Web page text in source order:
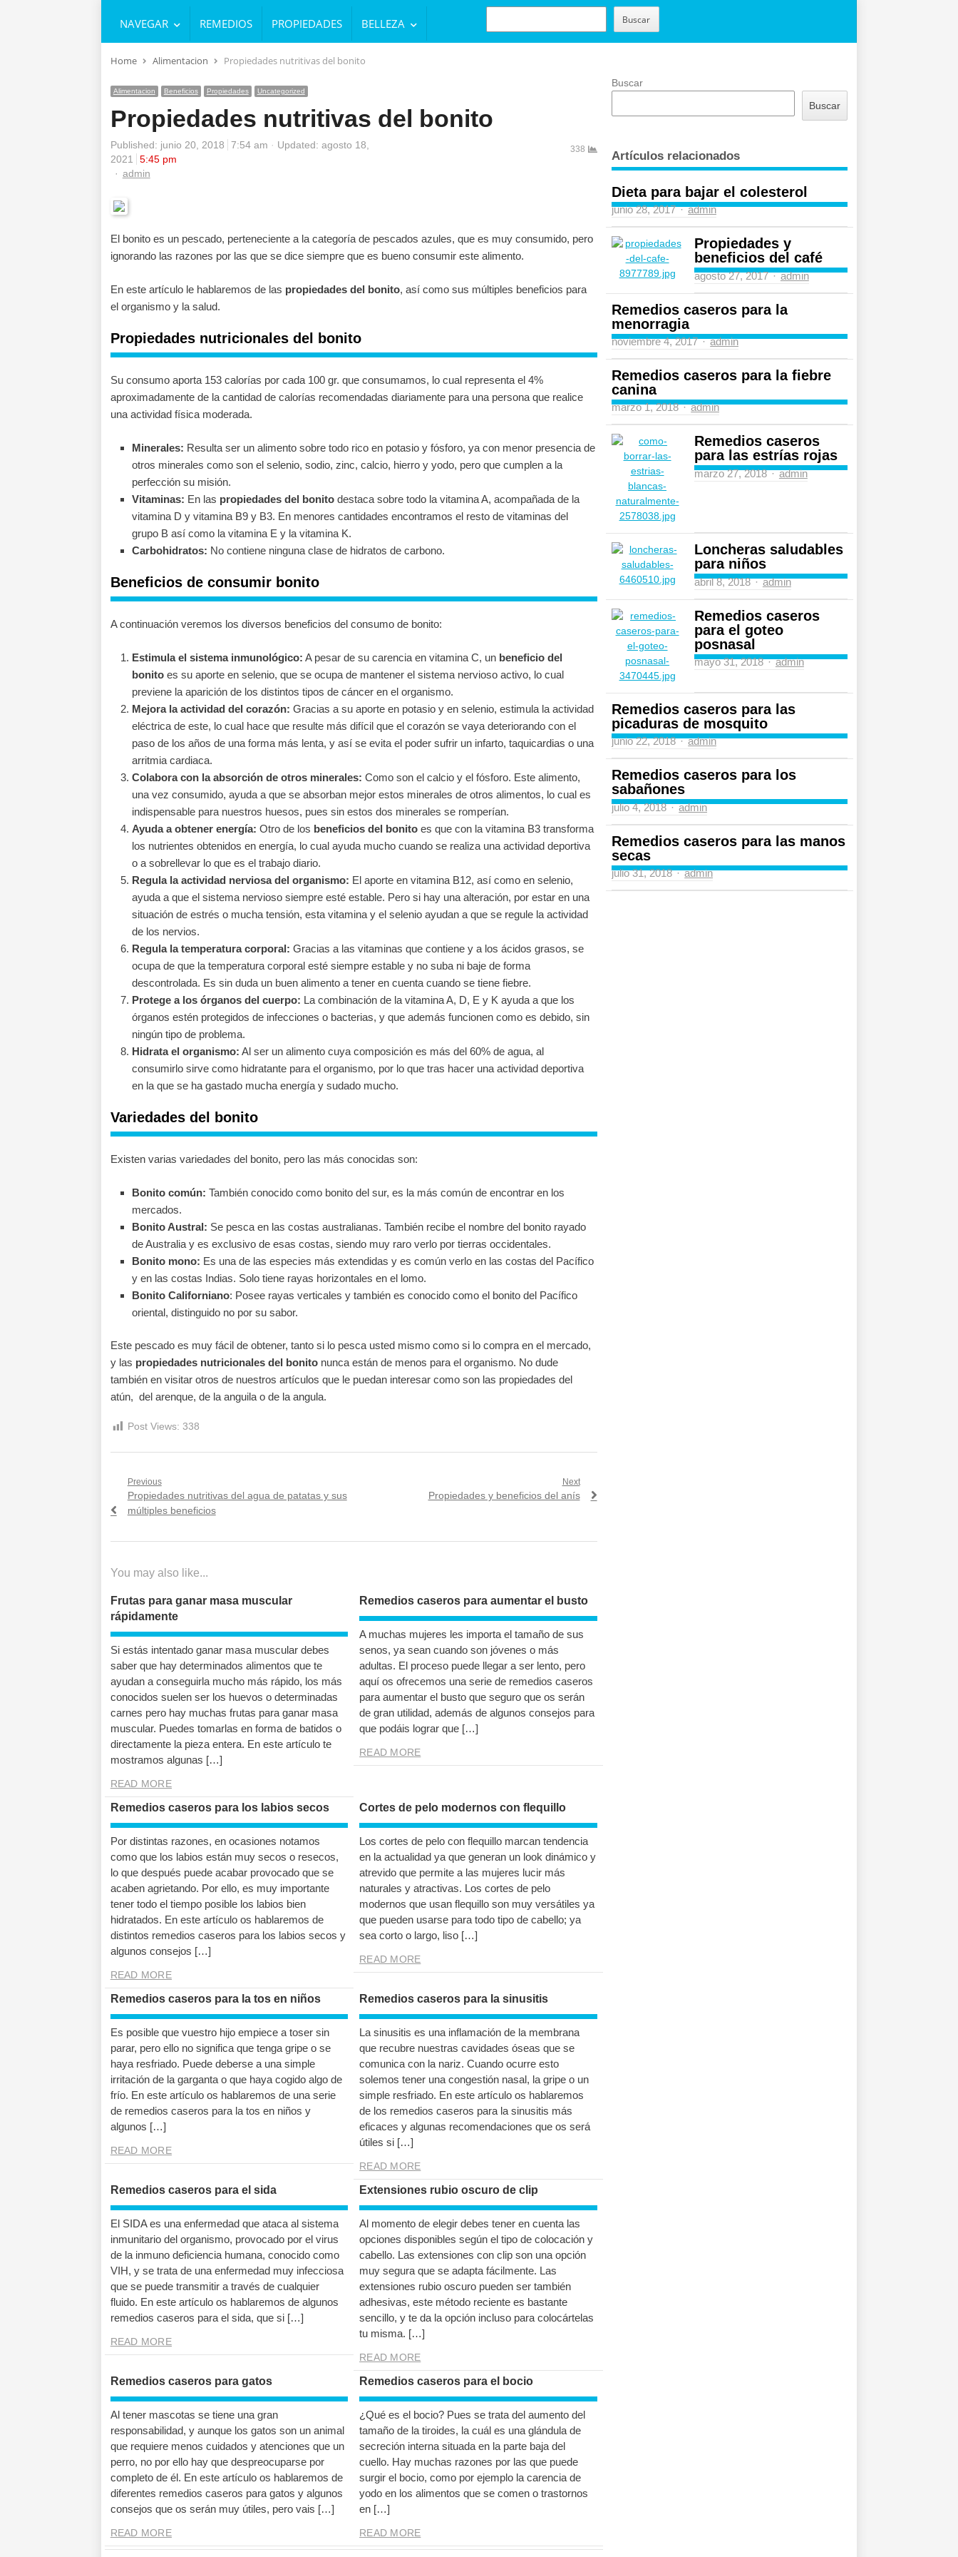
NAVEGAR REMEDIOS PROPIEDADES BELLEZA
BUSCAR
Buscar
Home Alimentacion Propiedades nutritivas del bonito
Alimentacion Beneficios Propiedades Uncategorized
Propiedades nutritivas del bonito
Published: junio 20, 2018 7:54 am
Updated: agosto 18,
2021
5:45 pm
Author
admin
338
El bonito es un pescado, perteneciente a la categoría de pescados azules, que es muy consumido, pero
ignorando las razones por las que se dice siempre que es bueno consumir este alimento.
En este artículo le hablaremos de las propiedades del bonito, así como sus múltiples beneficios para
el organismo y la salud.
Propiedades nutricionales del bonito
Su consumo aporta 153 calorías por cada 100 gr. que consumamos, lo cual representa el 4%
aproximadamente de la cantidad de calorías recomendadas diariamente para una persona que realice
una actividad física moderada.
Minerales: Resulta ser un alimento sobre todo rico en potasio y fósforo, ya con menor presencia de
otros minerales como son el selenio, sodio, zinc, calcio, hierro y yodo, pero que cumplen a la
perfección su misión.
Vitaminas: En las propiedades del bonitodestaca sobre todo la vitamina A, acompañada de la
vitamina D y vitamina B9 y B3. En menores cantidades encontramos el resto de vitaminas del
grupo B así como la vitamina E y la vitamina K.
Carbohidratos: No contiene ninguna clase de hidratos de carbono.
Beneficios de consumir bonito
A continuación veremos los diversos beneficios del consumo de bonito:
Estimula el sistema inmunológico: A pesar de su carencia en vitamina C, un beneficio del
bonitoes su aporte en selenio, que se ocupa de mantener el sistema nervioso activo, lo cual
previene la aparición de los distintos tipos de cáncer en el organismo.
Mejora la actividad del corazón: Gracias a su aporte en potasio y en selenio, estimula la actividad
eléctrica de este, lo cual hace que resulte más difícil que el corazón se vaya deteriorando con el
paso de los años de una forma más lenta, y así se evita el poder sufrir un infarto, taquicardias o una
arritmia cardiaca.
Colabora con la absorción de otros minerales: Como son el calcio y el fósforo. Este alimento,
una vez consumido, ayuda a que se absorban mejor estos minerales de otros alimentos, lo cual es
indispensable para nuestros huesos, pues sin estos dos minerales se romperían.
Ayuda a obtener energía: Otro de los beneficios del bonitoes que con la vitamina B3 transforma
los nutrientes obtenidos en energía, lo cual ayuda mucho cuando se realiza una actividad deportiva
o a sobrellevar lo que es el trabajo diario.
Regula la actividad nerviosa del organismo: El aporte en vitamina B12, así como en selenio,
ayuda a que el sistema nervioso siempre esté estable. Pero si hay una alteración, por estar en una
situación de estrés o mucha tensión, esta vitamina y el selenio ayudan a que se regule la actividad
de los nervios.
Regula la temperatura corporal: Gracias a las vitaminas que contiene y a los ácidos grasos, se
ocupa de que la temperatura corporal esté siempre estable y no suba ni baje de forma
descontrolada. Es sin duda un buen alimento a tener en cuenta cuando se tiene fiebre.
Protege a los órganos del cuerpo: La combinación de la vitamina A, D, E y K ayuda a que los
órganos estén protegidos de infecciones o bacterias, y que además funcionen como es debido, sin
ningún tipo de problema.
Hidrata el organismo: Al ser un alimento cuya composición es más del 60% de agua, al
consumirlo sirve como hidratante para el organismo, por lo que tras hacer una actividad deportiva
en la que se ha gastado mucha energía y sudado mucho.
Variedades del bonito
Existen varias variedades del bonito, pero las más conocidas son:
Bonito común: También conocido como bonito del sur, es la más común de encontrar en los
mercados.
Bonito Austral: Se pesca en las costas australianas. También recibe el nombre del bonito rayado
de Australia y es exclusivo de esas costas, siendo muy raro verlo por tierras occidentales.
Bonito mono: Es una de las especies más extendidas y es común verlo en las costas del Pacífico
y en las costas Indias. Solo tiene rayas horizontales en el lomo.
Bonito Californiano: Posee rayas verticales y también es conocido como el bonito del Pacífico
oriental, distinguido no por su sabor.
Este pescado es muy fácil de obtener, tanto si lo pesca usted mismo como si lo compra en el mercado,
y las propiedades nutricionales del bonitonunca están de menos para el organismo. No dude
también en visitar otros de nuestros artículos que le puedan interesar como son las propiedades del
atún, del arenque, de la anguila o de la angula.
Post Views: 338
Navegación
de
entradas
Previous
Previous
post:
Propiedades nutritivas del agua de patatas y sus
múltiples beneficios
Next
Next
Propiedades y beneficios del anís
You may also like...
Frutas para ganar masa muscular
rápidamente
Si estás intentado ganar masa muscular debes
saber que hay determinados alimentos que te
ayudan a conseguirla mucho más rápido, los más
conocidos suelen ser los huevos o determinadas
carnes pero hay muchas frutas para ganar masa
muscular. Puedes tomarlas en forma de batidos o
directamente la pieza entera. En este artículo te
mostramos algunas […]
READ MORE
Remedios caseros para aumentar el busto
A muchas mujeres les importa el tamaño de sus
senos, ya sean cuando son jóvenes o más
adultas. El proceso puede llegar a ser lento, pero
aquí os ofrecemos una serie de remedios caseros
para aumentar el busto que seguro que os serán
de gran utilidad, además de algunos consejos para
que podáis lograr que […]
READ MORE
Remedios caseros para los labios secos
Por distintas razones, en ocasiones notamos
como que los labios están muy secos o resecos,
lo que después puede acabar provocado que se
acaben agrietando. Por ello, es muy importante
tener todo el tiempo posible los labios bien
hidratados. En este artículo os hablaremos de
distintos remedios caseros para los labios secos y
algunos consejos […]
READ MORE
Cortes de pelo modernos con flequillo
Los cortes de pelo con flequillo marcan tendencia
en la actualidad ya que generan un look dinámico y
atrevido que permite a las mujeres lucir más
naturales y atractivas. Los cortes de pelo
modernos que usan flequillo son muy versátiles ya
que pueden usarse para todo tipo de cabello; ya
sea corto o largo, liso […]
READ MORE
Remedios caseros para la tos en niños
Es posible que vuestro hijo empiece a toser sin
parar, pero ello no significa que tenga gripe o se
haya resfriado. Puede deberse a una simple
irritación de la garganta o que haya cogido algo de
frío. En este artículo os hablaremos de una serie
de remedios caseros para la tos en niños y
algunos […]
READ MORE
Remedios caseros para la sinusitis
La sinusitis es una inflamación de la membrana
que recubre nuestras cavidades óseas que se
comunica con la nariz. Cuando ocurre esto
solemos tener una congestión nasal, la gripe o un
simple resfriado. En este artículo os hablaremos
de los remedios caseros para la sinusitis más
eficaces y algunas recomendaciones que os será
útiles si […]
READ MORE
Remedios caseros para el sida
El SIDA es una enfermedad que ataca al sistema
inmunitario del organismo, provocado por el virus
de la inmuno deficiencia humana, conocido como
VIH, y se trata de una enfermedad muy infecciosa
que se puede transmitir a través de cualquier
fluido. En este artículo os hablaremos de algunos
remedios caseros para el sida, que si […]
READ MORE
Extensiones rubio oscuro de clip
Al momento de elegir debes tener en cuenta las
opciones disponibles según el tipo de colocación y
cabello. Las extensiones con clip son una opción
muy segura que se adapta fácilmente. Las
extensiones rubio oscuro pueden ser también
adhesivas, este método reciente es bastante
sencillo, y te da la opción incluso para colocártelas
tu misma. […]
READ MORE
Remedios caseros para gatos
Al tener mascotas se tiene una gran
responsabilidad, y aunque los gatos son un animal
que requiere menos cuidados y atenciones que un
perro, no por ello hay que despreocuparse por
completo de él. En este artículo os hablaremos de
diferentes remedios caseros para gatos y algunos
consejos que os serán muy útiles, pero vais […]
READ MORE
Remedios caseros para el bocio
¿Qué es el bocio? Pues se trata del aumento del
tamaño de la tiroides, la cuál es una glándula de
secreción interna situada en la parte baja del
cuello. Hay muchas razones por las que puede
surgir el bocio, como por ejemplo la carencia de
yodo en los alimentos que se comen o trastornos
en […]
READ MORE
Buscar
Buscar
Artículos relacionados
Dieta para bajar el colesterol
junio 28, 2017 Author
admin
Propiedades y
beneficios del café
agosto 27, 2017 Author
admin
Remedios caseros para la
menorragia
noviembre 4, 2017 Author
admin
Remedios caseros para la fiebre
canina
marzo 1, 2018 Author
admin
Remedios caseros
para las estrías rojas
marzo 27, 2018 Author
admin
Loncheras saludables
para niños
abril 8, 2018 Author
admin
Remedios caseros
para el goteo
posnasal
mayo 31, 2018 Author
admin
Remedios caseros para las
picaduras de mosquito
junio 22, 2018 Author
admin
Remedios caseros para los
sabañones
julio 4, 2018 Author
admin
Remedios caseros para las manos
secas
julio 31, 2018 Author
admin